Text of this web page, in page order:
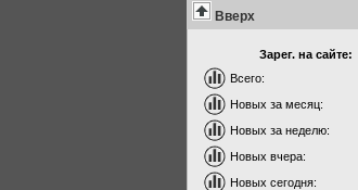
Вверх
Зарег. на сайте:
Всего:
Новых за месяц:
Новых за неделю:
Новых вчера:
Новых сегодня: